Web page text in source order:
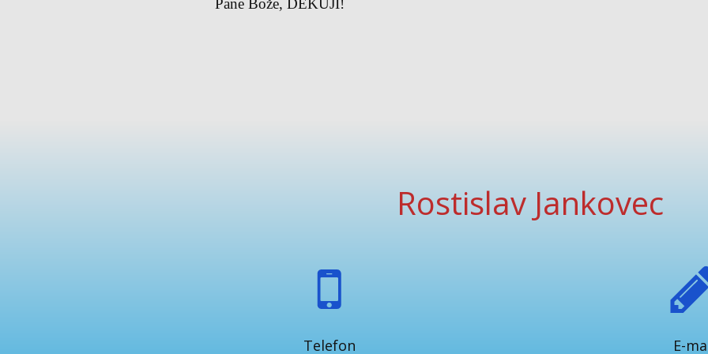
Pane Bože, DĚKUJI!
Rostislav Jankovec
Telefon E-